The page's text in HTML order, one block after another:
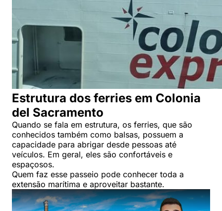
Estrutura dos ferries em Colonia
del Sacramento
Quando se fala em estrutura, os ferries, que são
conhecidos também como balsas, possuem a
capacidade para abrigar desde pessoas até
veículos. Em geral, eles são confortáveis e
espaçosos.
Quem faz esse passeio pode conhecer toda a
extensão marítima e aproveitar bastante.